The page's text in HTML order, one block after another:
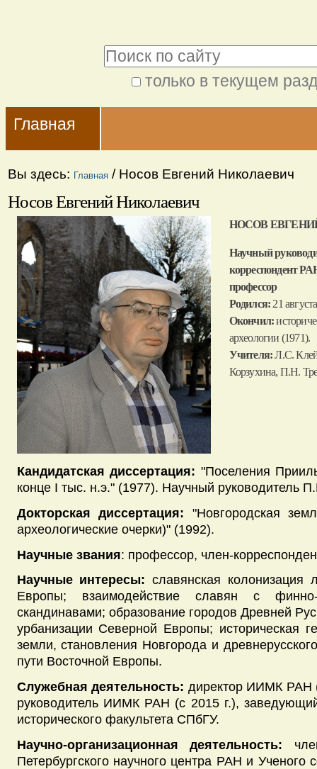
содержимому.
Перейти
навигации
только в текущем
поиск
Navigation
Главная
Вы здесь: Главная / Носов Евгений Николаевич
Носов Евгений Николаевич
НОСОВ
Научный
корреспондент
профессор
Родился: 21
Окончил:
археологии (1971).
Учителя:Л.С.
Корзухина, П.Н.
Кандидатская диссертация: "Поселения
конце I тыс. н.э." (1977). Научный руководитель
Докторская диссертация: "Новгородская
археологические очерки)" (1992).
Научные звания: профессор, член-
Научные интересы: славянская колонизация
Европы; взаимодействие славян с
скандинавами; образование городов Древней
урбанизации Северной Европы; историческая
земли, становления Новгорода и
пути Восточной Европы.
Служебная деятельность: директор ИИМК РАН
руководитель ИИМК РАН (с 2015 г.),
исторического факультета СПбГУ.
Научно-организационная деятельность:
Петербургского научного центра РАН и Ученого